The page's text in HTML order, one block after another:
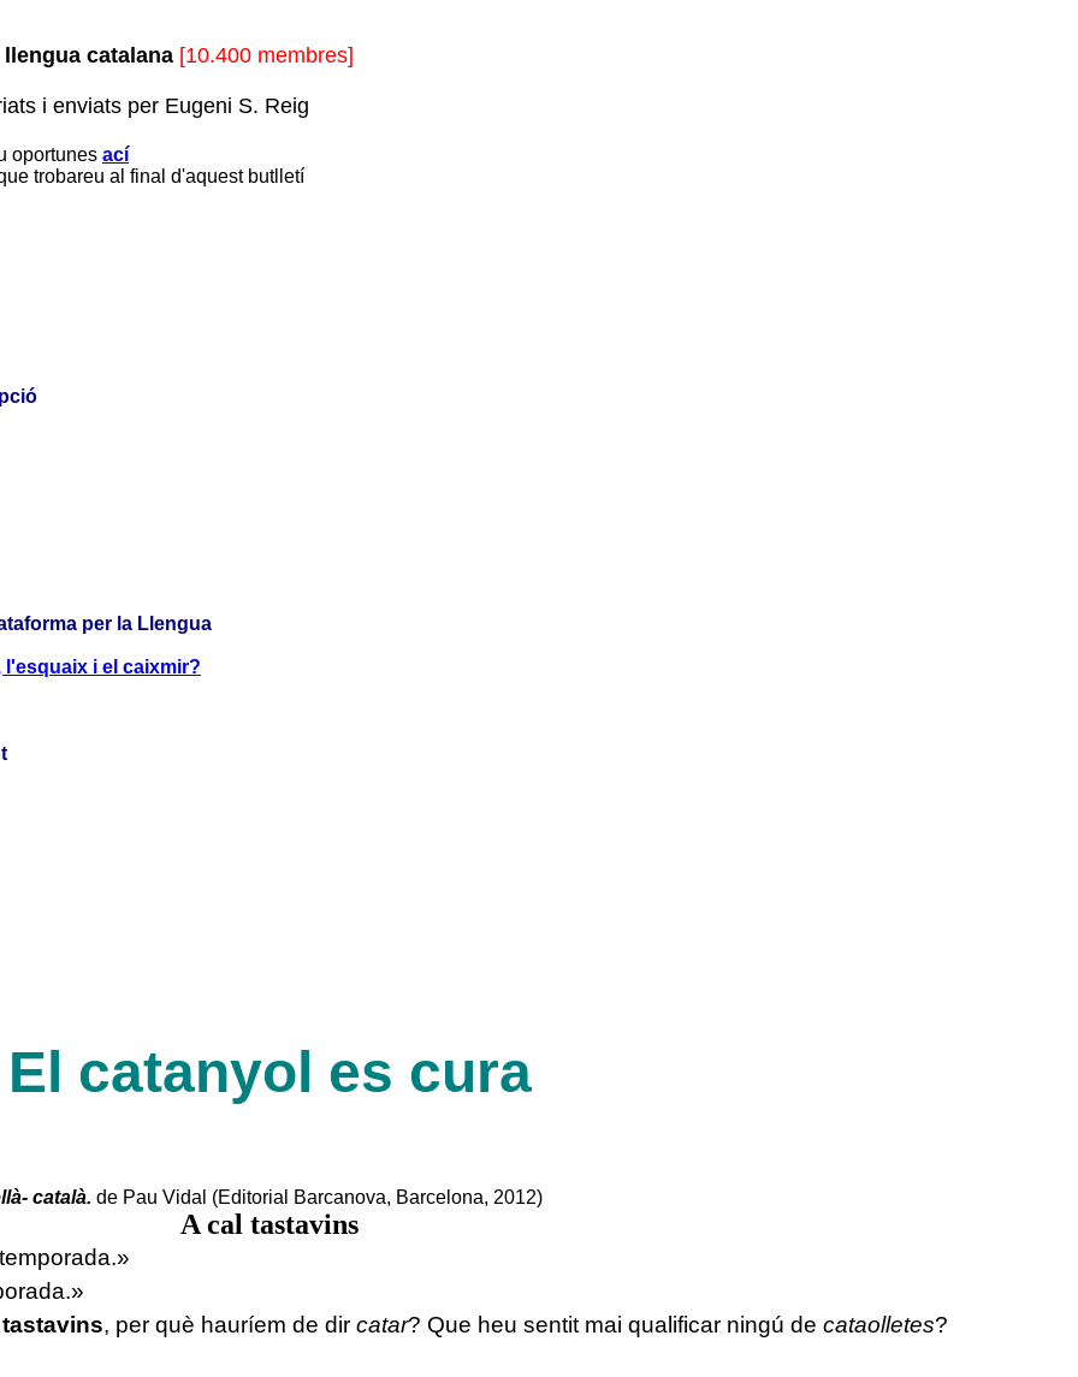
catalana [10.400 membres]
i enviats per Eugeni S. Reig
oportunes ací
trobareu al final d'aquest butlletí
per la Llengua
l'esquaix i el caixmir?
El catanyol es cura
català. de Pau Vidal (Editorial Barcanova, Barcelona, 2012)
A cal tastavins
tastavins, per què hauríem de dir catar? Que heu sentit mai qualificar ningú de cataolletes?